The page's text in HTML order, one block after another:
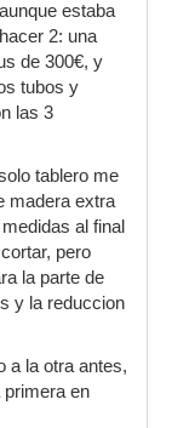
estaba
2: una
de 300€, y
tubos y
las 3
tablero me
madera extra
al final
pero
la parte de
y la reduccion
a la otra antes,
primera en